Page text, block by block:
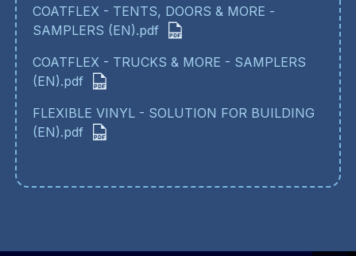
COATFLEX - TENTS, DOORS & MORE -
SAMPLERS (EN).pdf
COATFLEX - TRUCKS & MORE - SAMPLERS
(EN).pdf
FLEXIBLE VINYL - SOLUTION FOR BUILDING
(EN).pdf